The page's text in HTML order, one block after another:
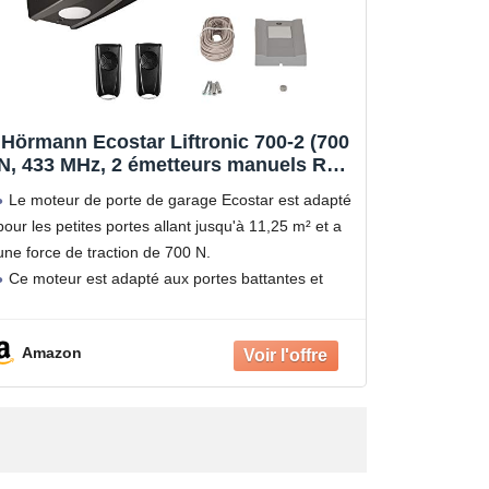
Hörmann Ecostar Liftronic 700-2 (700
433 MHz, 2 émetteurs manuels RSC
portes de garage allant jusqu'à 11,25
m², avec accessoires de montage)
4510474, multicolore
Le moteur de porte de garage Ecostar est adapté
les petites portes allant jusqu'à 11,25 m² et a
force de traction de 700 N.
Ce moteur est adapté aux portes battantes et
Amazon